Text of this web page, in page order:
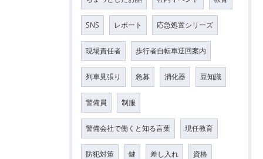
SNS レポート 応急処置シリーズ
現場責任者 歩行者自転車迂回案内
列車見張り 急募 消化器 豆知識
警備員 制服
警備会社で働くと知る言葉 現任教育
防犯対策 鍵 差し入れ 資格